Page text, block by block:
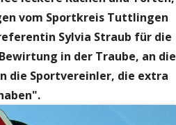
vom Sportkreis Tuttlingen
Sylvia Straub für die
in der Traube, an die
die Sportvereinler, die extra